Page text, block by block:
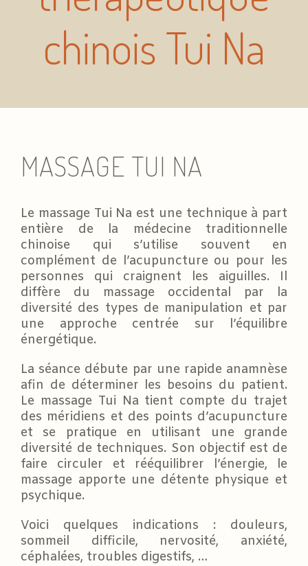
chinois Tui Na
MASSAGE TUI NA
Le massage Tui Na est une technique à part
entière de la médecine traditionnelle
chinoise qui s’utilise souvent en
complément de l’acupuncture ou pour les
personnes qui craignent les aiguilles. Il
diffère du massage occidental par la
diversité des types de manipulation et par
une approche centrée sur l’équilibre
énergétique.
La séance débute par une rapide anamnèse
afin de déterminer les besoins du patient.
Le massage Tui Na tient compte du trajet
des méridiens et des points d’acupuncture
et se pratique en utilisant une grande
diversité de techniques. Son objectif est de
faire circuler et rééquilibrer l’énergie, le
massage apporte une détente physique et
psychique.
Voici quelques indications : douleurs,
sommeil difficile, nervosité, anxiété,
céphalées, troubles digestifs, …